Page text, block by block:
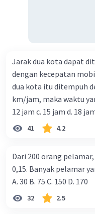
Jarak dua kota dapat
dengan kecepatan
dua kota itu ditempuh
km/jam, maka waktu yang
12 jam c. 15 jam d. 18
41 4.2
Dari 200 orang
0,15. Banyak pelamar
A. 30 B. 75 C. 150 D. 170
32 2.5